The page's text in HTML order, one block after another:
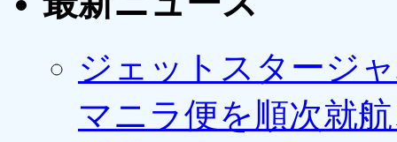
ジェットスタージ
マニラ便を順次就